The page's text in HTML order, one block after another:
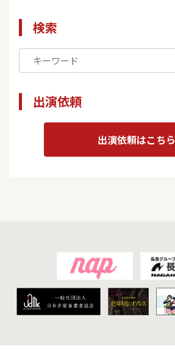
検索
出演依頼
出演依頼はこちら